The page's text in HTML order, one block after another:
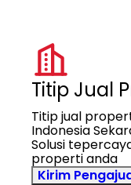
Titip Jual
Titip jual
Indonesia
Solusi
properti anda
Kirim